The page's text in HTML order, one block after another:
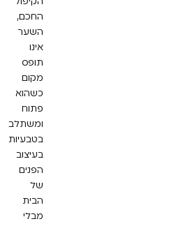
החכם,
השער
אינו
תופס
מקום
כשהוא
פתוח
ומשתלב
בטבעיות
בעיצוב
הפנים
של
הבית
מבלי